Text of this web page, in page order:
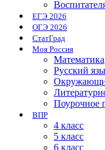
ЕГЭ 2026
ОГЭ 2026
СтатГрад
Моя Россия
Математика
Русский
Поурочное
ВПР
4 класс
5 класс
6 класс